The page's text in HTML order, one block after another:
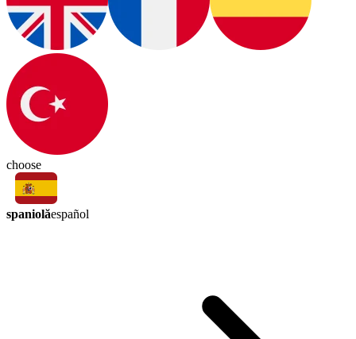
choose
spaniolăespañol